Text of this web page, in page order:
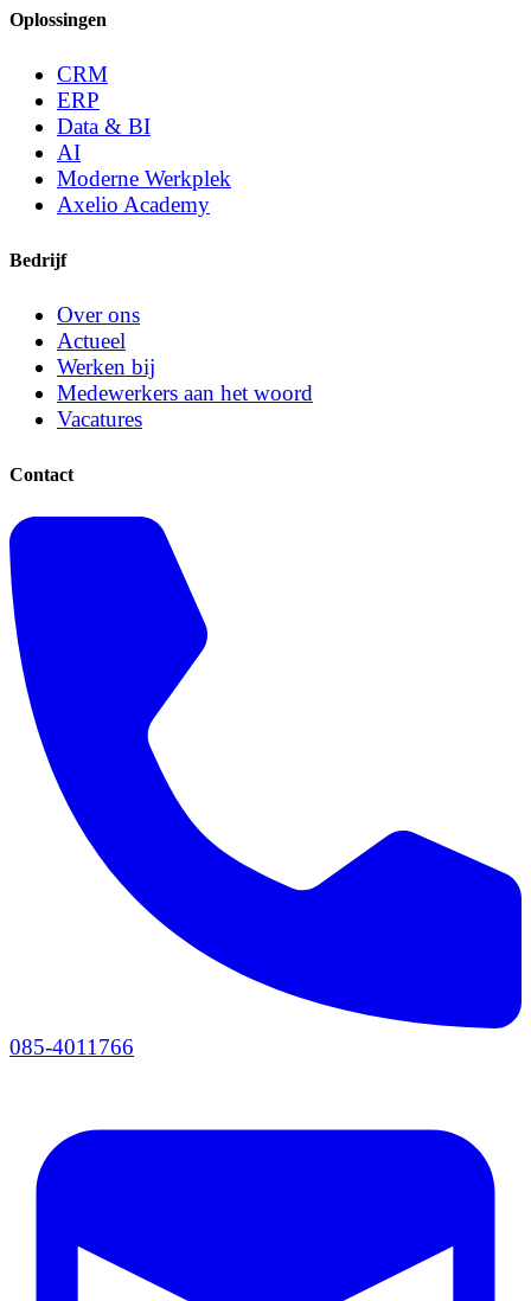
Oplossingen
CRM
ERP
Data & BI
AI
Moderne Werkplek
Axelio Academy
Bedrijf
Over ons
Actueel
Werken bij
Medewerkers aan het woord
Vacatures
Contact
085-4011766